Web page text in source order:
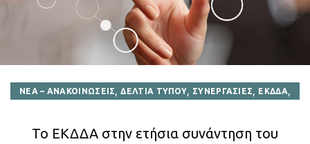
ΝΕΑ – ΑΝΑΚΟΙΝΩΣΕΙΣ,ΔΕΛΤΙΑ ΤΥΠΟΥ, ΣΥΝΕΡΓΑΣΙΕΣ, ΕΚΔΔΑ,
Το ΕΚΔΔΑ στην ετήσια συνάντηση του